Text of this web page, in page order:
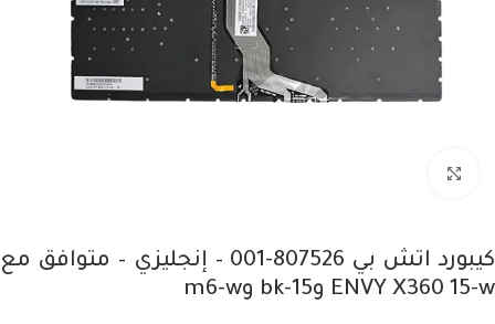
كيبورد اتش بي 807526-001 – إنجليزي – متوافق مع
ENVY X360 15-w و15-bk وm6-w